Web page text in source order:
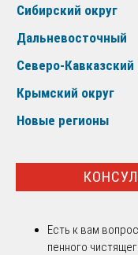
Сибирский округ
Дальневосточный
Северо-Кавказский
Крымский округ
Новые регионы
Есть к вам
пенного